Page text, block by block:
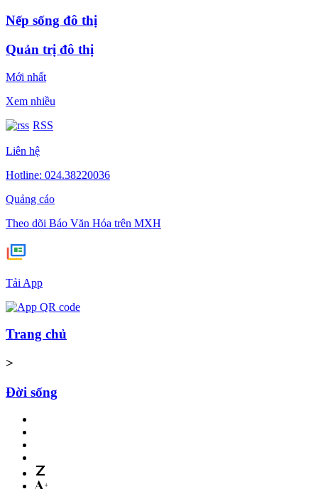
Nếp sống đô thị
Quản trị đô thị
Mới nhất
Xem nhiều
RSS
Liên hệ
Hotline: 024.38220036
Quảng cáo
Theo dõi Báo Văn Hóa trên MXH
Tải App
Trang chủ
>
Đời sống